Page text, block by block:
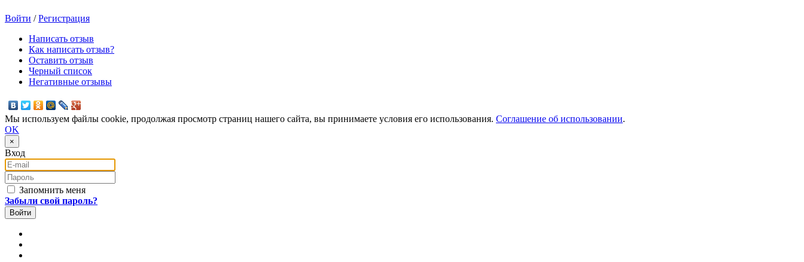
Войти /Регистрация
Написать отзыв
Как написать отзыв?
Оставить отзыв
Черный список
Негативные отзывы
Мы используем файлы cookie, продолжая просмотр страниц нашего сайта, вы принимаете условия его использования. Соглашение об использовании.
OK
×
Вход
E-mail
Пароль
Запомнить меня
Забыли свой пароль?